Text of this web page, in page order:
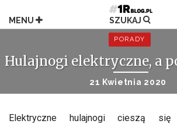
do
treści
MENU SZUKAJ
PORADY
Hulajnogi elektryczne, a
21 Kwietnia 2020
Elektryczne hulajnogi cieszą